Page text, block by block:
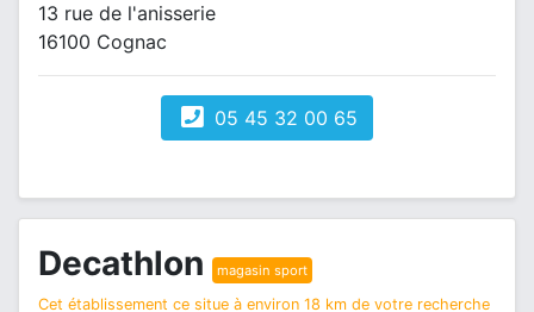
13 rue de l'anisserie
16100 Cognac
05 45 32 00 65
Decathlon magasin sport
Cet établissement ce situe à environ 18 km de votre recherche